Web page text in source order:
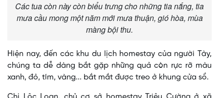
Các tua còn này còn biểu trưng cho những tia nắng, tia
mưa cầu mong một năm mới mưa thuận, gió hòa, mùa
màng bội thu.
Hiện nay, đến các khu du lịch homestay của người Tày,
chúng ta dễ dàng bắt gặp những quả còn rực rỡ màu
xanh, đỏ, tím, vàng... bắt mắt được treo ở khung cửa sổ.